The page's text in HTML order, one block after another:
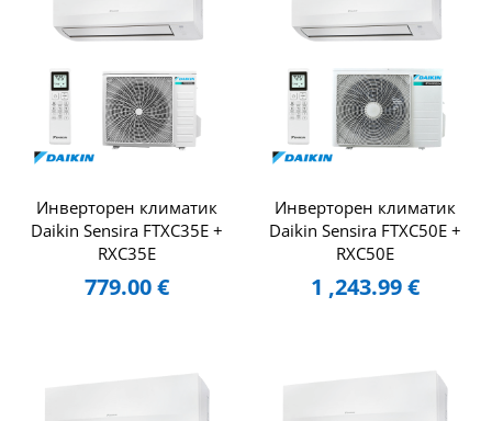
Инверторен климатик
Daikin Sensira FTXC35E +
RXC35E
779.00€
Инверторен климатик
Daikin Sensira FTXC50E +
RXC50E
1 ,243.99€